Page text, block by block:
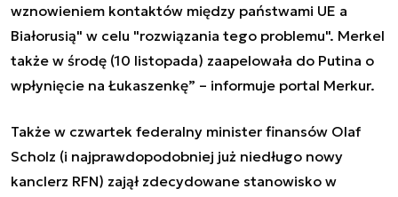
wznowieniem kontaktów między państwami UE a
Białorusią" w celu "rozwiązania tego problemu". Merkel
także w środę (10 listopada) zaapelowała do Putina o
wpłynięcie na Łukaszenkę” – informuje portal Merkur.
Także w czwartek federalny minister finansów Olaf
Scholz (i najprawdopodobniej już niedługo nowy
kanclerz RFN) zajął zdecydowane stanowisko w